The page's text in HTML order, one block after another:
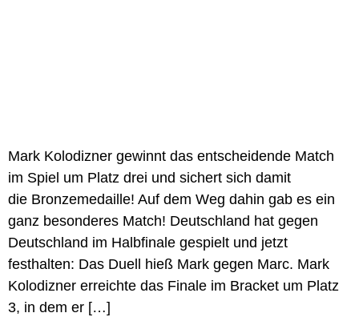
Mark Kolodizner gewinnt das entscheidende Match
im Spiel um Platz drei und sichert sich damit
die Bronzemedaille! Auf dem Weg dahin gab es ein
ganz besonderes Match! Deutschland hat gegen
Deutschland im Halbfinale gespielt und jetzt
festhalten: Das Duell hieß Mark gegen Marc. Mark
Kolodizner erreichte das Finale im Bracket um Platz
3, in dem er […]